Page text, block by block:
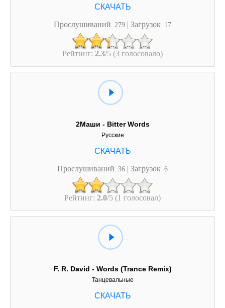
Прослушиваний 279 | Загрузок 17
Рейтинг: 2.3/5 (3 голосовало)
2Маши - Bitter Words
Русские
Прослушиваний 36 | Загрузок 6
Рейтинг: 2.0/5 (1 голосовал)
F. R. David - Words (Trance Remix)
Танцевальные